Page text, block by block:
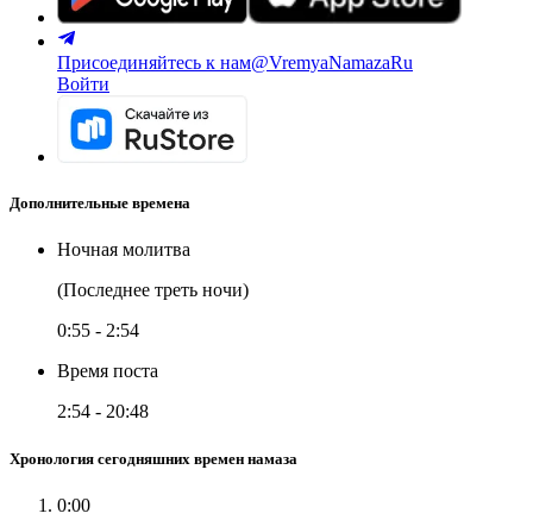
Присоединяйтесь к нам@VremyaNamazaRu
Войти
Дополнительные времена
Ночная молитва
(Последнее треть ночи)
0:55 - 2:54
Время поста
2:54 - 20:48
Хронология сегодняшних времен намаза
0:00